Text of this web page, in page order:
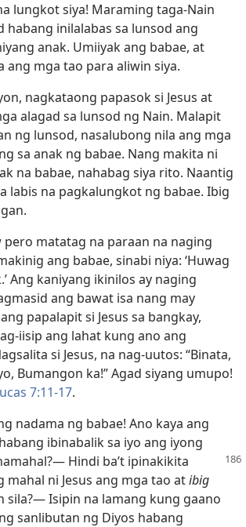
lungkot siya! Maraming taga-Nain
habang inilalabas sa lunsod ang
anak. Umiiyak ang babae, at
ang mga tao para aliwin siya.
nagkataong papasok si Jesus at
alagad sa lunsod ng Nain. Malapit
ng lunsod, nasalubong nila ang mga
sa anak ng babae. Nang makita ni
na babae, nahabag siya rito. Naantig
labis na pagkalungkot ng babae. Ibig
pero matatag na paraan na naging
ang babae, sinabi niya: ‘Huwag
Ang kaniyang ikinilos ay naging
ang bawat isa nang may
papalapit si Jesus sa bangkay,
iisip ang lahat kung ano ang
si Jesus, na nag-uutos: “Binata,
Bumangon ka!” Agad siyang umupo!
7:11-17.
nadama ng babae! Ano kaya ang
ibinabalik sa iyo ang iyong
Hindi ba’t ipinakikita
mahal ni Jesus ang mga tao atibig
sila?​— Isipin na lamang kung gaano
sanlibutan ng Diyos habang